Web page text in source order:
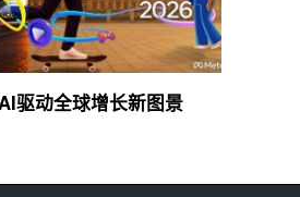
驱动全球增长新图景